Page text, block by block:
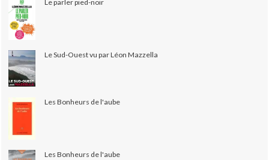
Le parler pied-noir
Le Sud-Ouest vu par Léon Mazzella
Les Bonheurs de l'aube
Les Bonheurs de l'aube